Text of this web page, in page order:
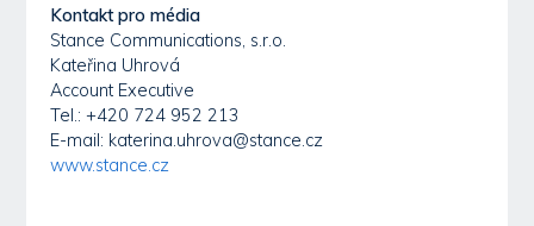
Kontakt pro média
Stance Communications, s.r.o.
Kateřina Uhrová
Account Executive
Tel.: +420 724 952 213
E-mail: katerina.uhrova@stance.cz
www.stance.cz